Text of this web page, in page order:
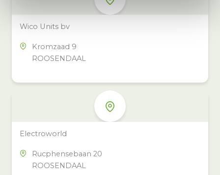
Wico Units bv
Kromzaad 9
ROOSENDAAL
Electroworld
Rucphensebaan 20
ROOSENDAAL